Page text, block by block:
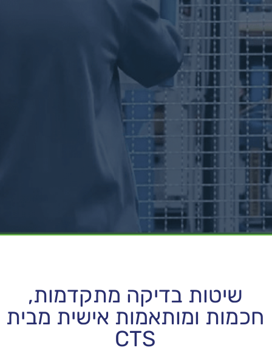
שיטות בדיקה מתקדמות,
חכמות ומותאמות אישית מבית
CTS